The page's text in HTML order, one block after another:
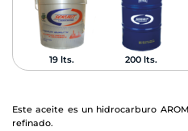
19 lts. 200 lts.
Este aceite es un hidrocarburo
refinado.